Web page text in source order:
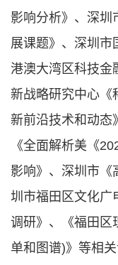
影响分析》、深圳
展课题》、深圳市
港澳大湾区科技金
新战略研究中心《
新前沿技术和动态
《全面解析美《
影响》、深圳市《
圳市福田区文化广
调研》、《福田区
单和图谱)》等相